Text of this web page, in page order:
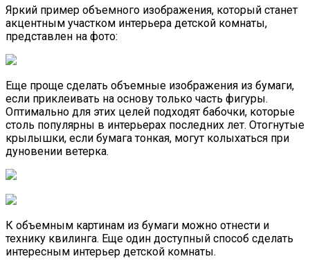
Яркий пример объемного изображения, который станет
акцентным участком интерьера детской комнаты,
представлен на фото:
Еще проще сделать объемные изображения из бумаги,
если приклеивать на основу только часть фигуры.
Оптимально для этих целей подходят бабочки, которые
столь популярны в интерьерах последних лет. Отогнутые
крылышки, если бумага тонкая, могут колыхаться при
дуновении ветерка.
К объемным картинам из бумаги можно отнести и
технику квилинга. Еще один доступный способ сделать
интересным интерьер детской комнаты.